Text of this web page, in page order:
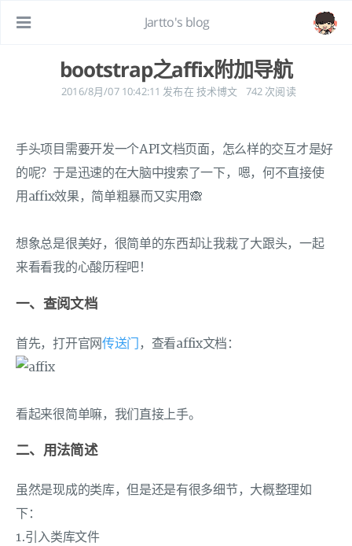
Jartto's blog
bootstrap之affix附加导航
2016/8月/07 10:42:11 发布在 技术博文 742次阅读
手头项目需要开发一个API文档页面，怎么样的交互才是好
的呢？于是迅速的在大脑中搜索了一下，嗯，何不直接使
用affix效果，简单粗暴而又实用🙈
想象总是很美好，很简单的东西却让我栽了大跟头，一起
来看看我的心酸历程吧！
一、查阅文档
首先，打开官网传送门 ，查看affix文档：
看起来很简单嘛，我们直接上手。
二、用法简述
虽然是现成的类库，但是还是有很多细节，大概整理如
下：
1.引入类库文件